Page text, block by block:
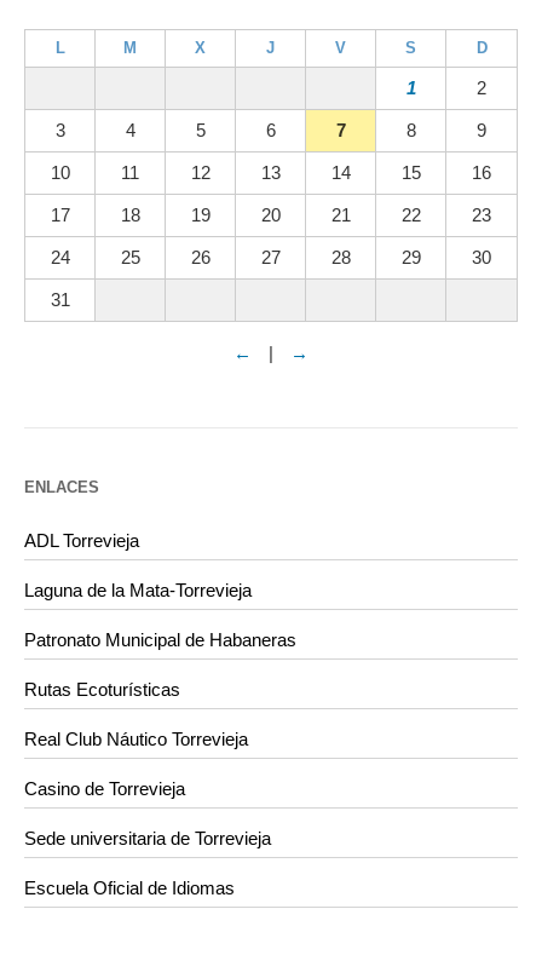
L M X J V S D
1 2
3 4 5 6 7 8 9
10 11 12 13 14 15 16
17 18 19 20 21 22 23
24 25 26 27 28 29 30
31
← | →
ENLACES
ADL Torrevieja
Laguna de la Mata-Torrevieja
Patronato Municipal de Habaneras
Rutas Ecoturísticas
Real Club Náutico Torrevieja
Casino de Torrevieja
Sede universitaria de Torrevieja
Escuela Oficial de Idiomas